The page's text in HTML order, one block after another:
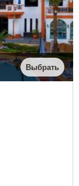
Выбрать